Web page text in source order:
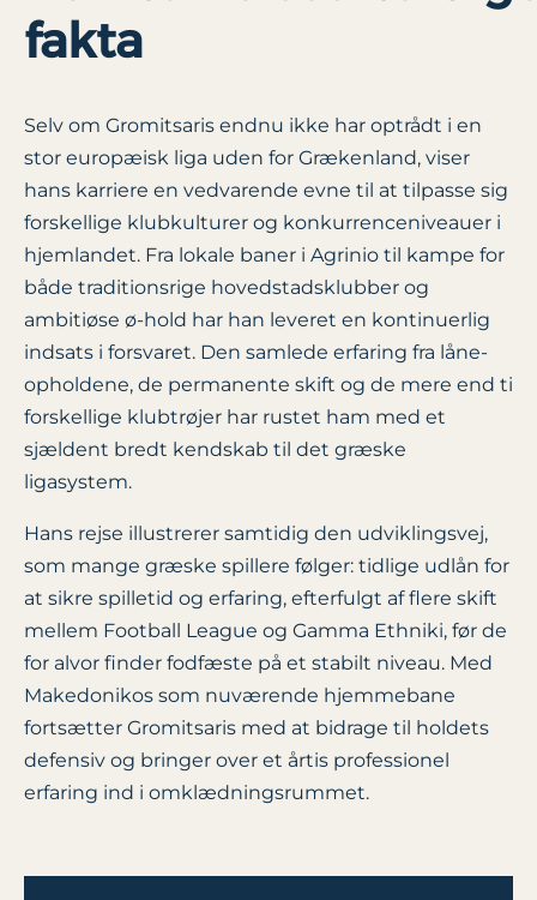
fakta
Selv om Gromitsaris endnu ikke har optrådt i en
stor europæisk liga uden for Grækenland, viser
hans karriere en vedvarende evne til at tilpasse sig
forskellige klubkulturer og konkurrenceniveauer i
hjemlandet. Fra lokale baner i Agrinio til kampe for
både traditionsrige hovedstadsklubber og
ambitiøse ø-hold har han leveret en kontinuerlig
indsats i forsvaret. Den samlede erfaring fra låne­
opholdene, de permanente skift og de mere end ti
forskellige klubtrøjer har rustet ham med et
sjældent bredt kendskab til det græske
ligasystem.
Hans rejse illustrerer samtidig den udviklingsvej,
som mange græske spillere følger: tidlige udlån for
at sikre spilletid og erfaring, efterfulgt af flere skift
mellem Football League og Gamma Ethniki, før de
for alvor finder fodfæste på et stabilt niveau. Med
Makedonikos som nuværende hjemmebane
fortsætter Gromitsaris med at bidrage til holdets
defensiv og bringer over et årtis professionel
erfaring ind i omklædnings­rummet.